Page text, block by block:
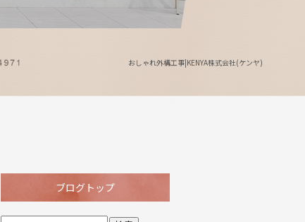
おしゃれ外構工事|KENYA株式会社(ケンヤ)
ブログトップ